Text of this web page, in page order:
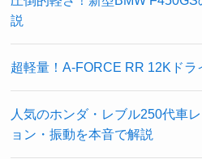
説
超軽量！A-FORCE RR 12Kドラ
人気のホンダ・レブル250代車
ョン・振動を本音で解説